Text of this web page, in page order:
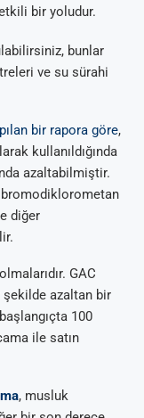
bir yoludur.
bunlar
ve su sürahi
bir rapora göre,
kullanıldığında
azaltabilmiştir.
diğer
GAC
azaltan bir
100
ile satın
, musluk